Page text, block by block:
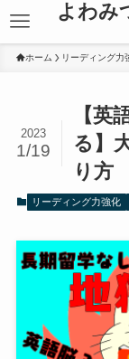
よわみ
ホーム リーディング力
【英
る】
り方
2023
1/19
リーディング力強化